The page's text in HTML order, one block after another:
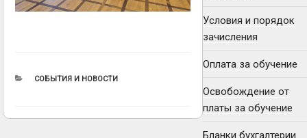
РУБРИКИ
СОБЫТИЯ И НОВОСТИ
Условия и порядок
зачисления
Оплата за обучение
Освобождение от
платы за обучение
Бланки бухгалтерии